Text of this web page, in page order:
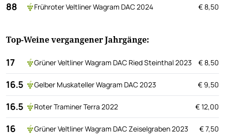
88 Frühroter Veltliner Wagram DAC 2024 € 8,50
Top-Weine vergangener Jahrgänge:
17 Grüner Veltliner Wagram DAC Ried Steinthal 2023 € 8,50
16.5 Gelber Muskateller Wagram DAC 2023 € 9,50
16.5 Roter Traminer Terra 2022 € 12,00
16 Grüner Veltliner Wagram DAC Zeiselgraben 2023 € 7,50